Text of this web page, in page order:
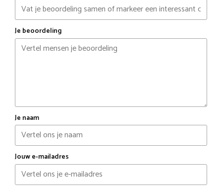
Je beoordeling
Je naam
Jouw e-mailadres